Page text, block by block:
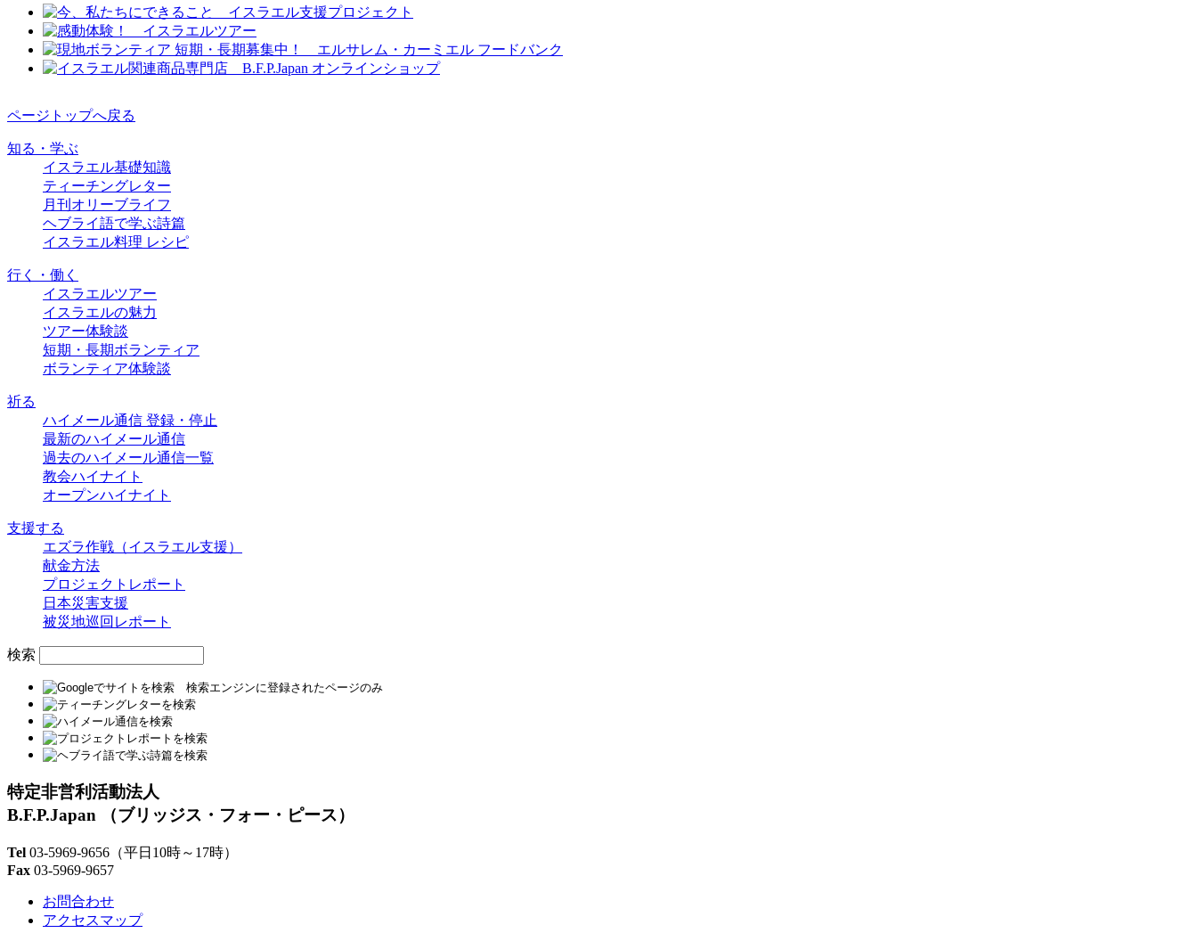
ページトップへ戻る
知る・学ぶ
イスラエル基礎知識
ティーチングレター
月刊オリーブライフ
ヘブライ語で学ぶ詩篇
イスラエル料理 レシピ
行く・働く
イスラエルツアー
イスラエルの魅力
ツアー体験談
短期・長期ボランティア
ボランティア体験談
祈る
ハイメール通信 登録・停止
最新のハイメール通信
過去のハイメール通信一覧
教会ハイナイト
オープンハイナイト
支援する
エズラ作戦（イスラエル支援）
献金方法
プロジェクトレポート
日本災害支援
被災地巡回レポート
検索
特定非営利活動法人
B.F.P.Japan
（ブリッジス・フォー・ピース）
Tel 03-5969-9656 （平日10時～17時）
Fax 03-5969-9657
お問合わせ
アクセスマップ